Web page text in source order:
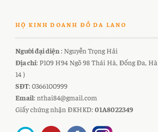
HỘ KINH DOANH ĐỒ DA LANO
Người đại diện : Nguyễn Trọng Hải
Địa chỉ: P109 H94 Ngõ 98 Thái Hà, Đống Đa,
14 )
SĐT: 0366100999
Email: nthai84@gmail.com
Giấy chứng nhận ĐKHKD:01A8022349